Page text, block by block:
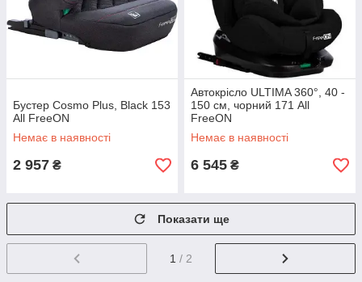
Бустер Cosmo Plus, Black 153
All FreeON
Немає в наявності
2 957 ₴
Автокрісло ULTIMA 360°, 40 -
150 см, чорний 171 All
FreeON
Немає в наявності
6 545 ₴
Показати ще
1 / 2